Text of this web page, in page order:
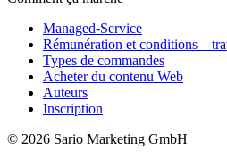
Managed-Service
Rémunération et conditions –
Types de commandes
Acheter du contenu Web
Auteurs
Inscription
© 2026 Sario Marketing GmbH